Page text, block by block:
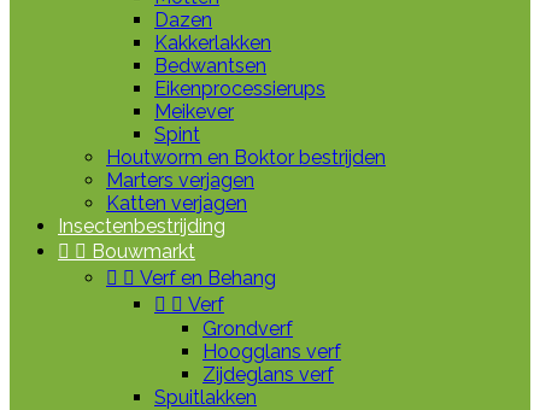
Dazen
Kakkerlakken
Bedwantsen
Eikenprocessierups
Meikever
Spint
Houtworm en Boktor bestrijden
Marters verjagen
Katten verjagen
Insectenbestrijding
  Bouwmarkt
  Verf en Behang
  Verf
Grondverf
Hoogglans verf
Zijdeglans verf
Spuitlakken